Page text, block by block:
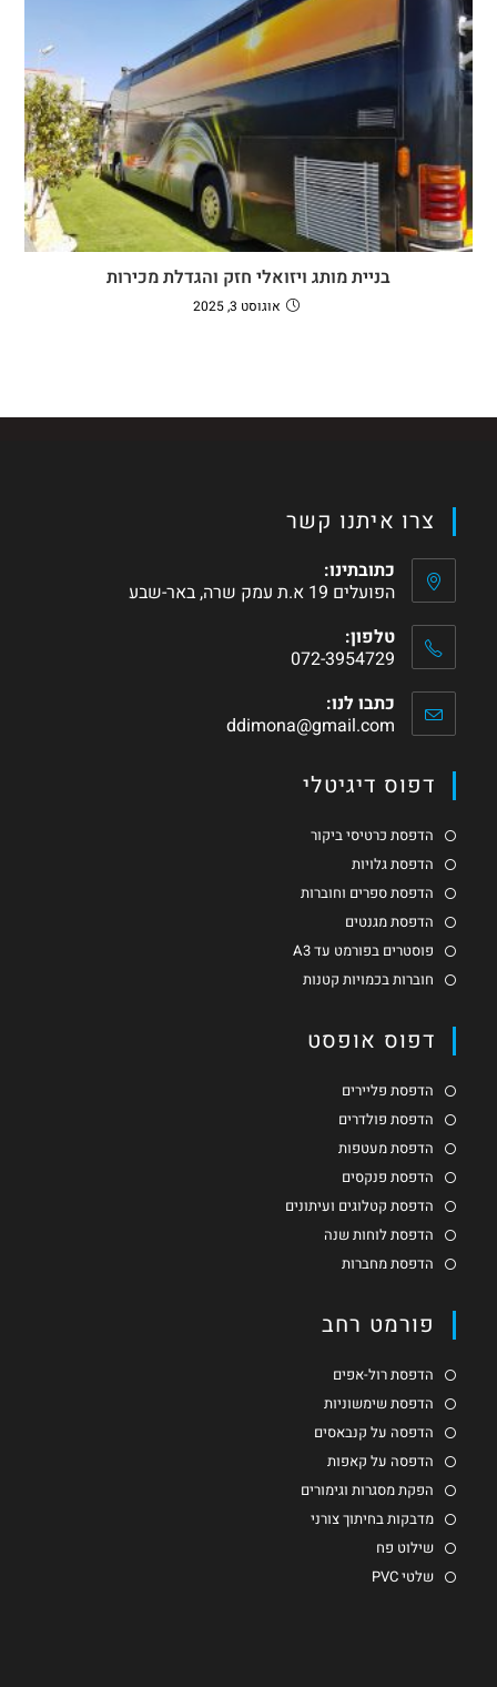
בניית מותג ויזואלי חזק והגדלת מכירות
אוגוסט 3, 2025
צרו איתנו קשר
כתובתינו:
הפועלים 19 א.ת עמק שרה, באר-שבע
טלפון:
072-3954729
כתבו לנו:
ddimona@gmail.com
דפוס דיגיטלי
הדפסת כרטיסי ביקור
הדפסת גלויות
הדפסת ספרים וחוברות
הדפסת מגנטים
פוסטרים בפורמט עד A3
חוברות בכמויות קטנות
דפוס אופסט
הדפסת פליירים
הדפסת פולדרים
הדפסת מעטפות
הדפסת פנקסים
הדפסת קטלוגים ועיתונים
הדפסת לוחות שנה
הדפסת מחברות
פורמט רחב
הדפסת רול-אפים
הדפסת שימשוניות
הדפסה על קנבאסים
הדפסה על קאפות
הפקת מסגרות וגימורים
מדבקות בחיתוך צורני
שילוט פח
שלטי PVC